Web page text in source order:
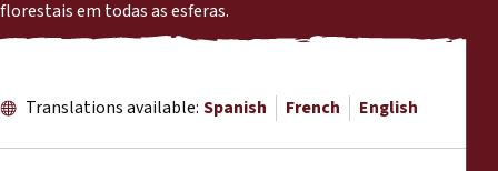
Briefing Papers
Legal Submissions
florestais em todas as esferas.
Translations available: Spanish French English